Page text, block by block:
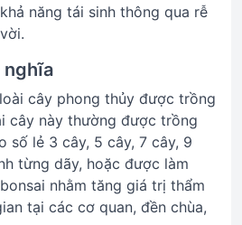
năng tái sinh thông qua rễ
nghĩa
cây phong thủy được trồng
cây này thường được trồng
số lẻ 3 cây, 5 cây, 7 cây, 9
từng dãy, hoặc được làm
nhằm tăng giá trị thẩm
tại các cơ quan, đền chùa,